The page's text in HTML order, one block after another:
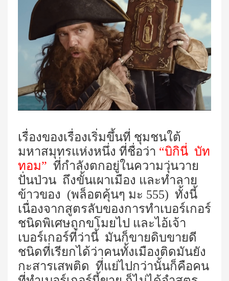
เรื่องของเรื่องเริ่มขึ้นที่ ชุมชนใต้
มหาสมุทรแห่งหนึ่ง ที่ชื่อว่า “บิกินี่ บัท
ทอม” ที่กำลังตกอยู่ในความวุ่นวาย
ปั่นป่วน ถึงขั้นเผาเมือง และทำลาย
ข้าวของ (พล็อตคุ้นๆ มะ 555) ทั้งนี้
เนื่องจากสูตรลับของการทำเบอร์เกอร์
ชนิดพิเศษถูกขโมยไป และไอ้เจ้า
เบอร์เกอร์ที่ว่านี้ มันก็ขายดิบขายดี
ชนิดที่เรียกได้ว่าคนทั้งเมืองติดมันยัง
กะสารเสพติด ที่แย่ไปกว่านั้นก็คือคน